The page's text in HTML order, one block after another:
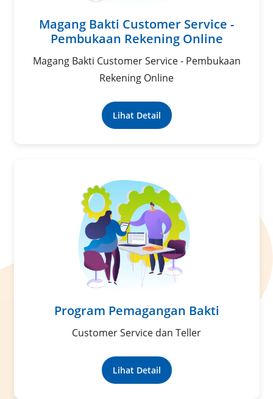
Magang Bakti Customer Service -
Pembukaan Rekening Online
Magang Bakti Customer Service - Pembukaan
Rekening Online
Lihat Detail
Program Pemagangan Bakti
Customer Service dan Teller
Lihat Detail